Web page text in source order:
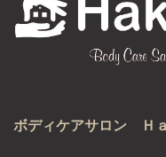
ボディケアサロン Ｈａ